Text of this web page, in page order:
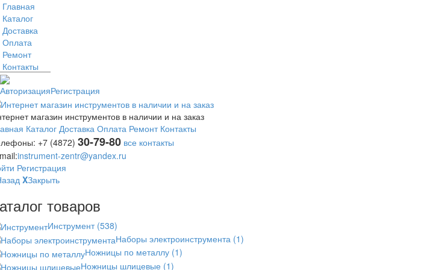
Главная
Каталог
Доставка
Оплата
Ремонт
Контакты
АвторизацияРегистрация
магазин инструментов в наличии и на заказ
Каталог Доставка Оплата Ремонт Контакты
+7 (4872) 30-79-80 все контакты
instrument-zentr@yandex.ru
Регистрация
XЗакрыть
товаров
Инструмент (538)
Наборы электроинструмента (1)
Ножницы по металлу (1)
Ножницы шлицевые (1)